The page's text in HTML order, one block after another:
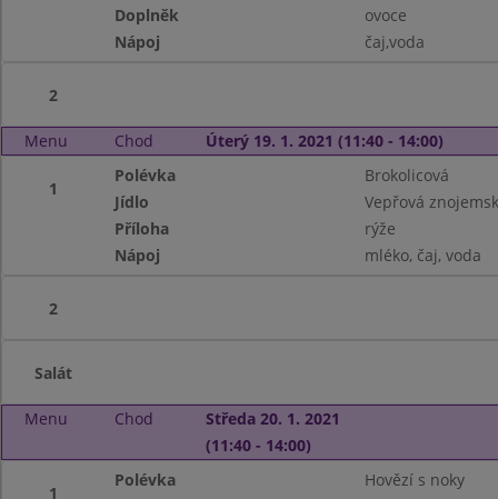
Doplněk
ovoce
Nápoj
čaj,voda
2
Menu Chod Úterý 19. 1. 2021 (11:40 - 14:00)
1
Polévka
Brokolicová
Jídlo
Vepřová
Příloha
rýže
Nápoj
mléko, čaj, voda
2
Salát
Menu Chod
Středa 20. 1. 2021
(11:40 - 14:00)
1
Polévka
Hovězí s noky